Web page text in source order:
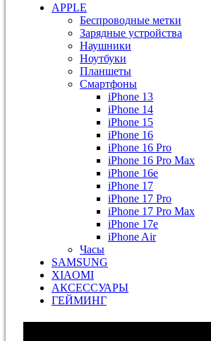
APPLE
Беспроводные метки
Зарядные устройства
Наушники
Ноутбуки
Планшеты
Смартфоны
iPhone 13
iPhone 14
iPhone 15
iPhone 16
iPhone 16 Pro
iPhone 16 Pro Max
iPhone 16e
iPhone 17
iPhone 17 Pro
iPhone 17 Pro Max
iPhone 17e
iPhone Air
Часы
SAMSUNG
XIAOMI
АКСЕССУАРЫ
ГЕЙМИНГ